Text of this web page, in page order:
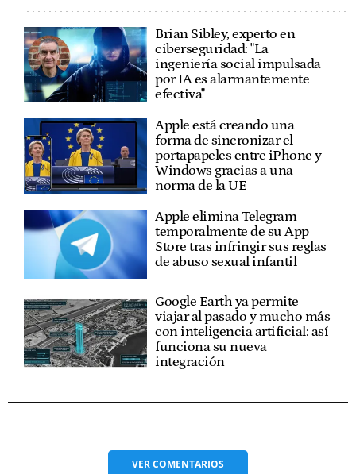
Brian Sibley, experto en
ciberseguridad: "La
ingeniería social impulsada
por IA es alarmantemente
efectiva"
Apple está creando una
forma de sincronizar el
portapapeles entre iPhone y
Windows gracias a una
norma de la UE
Apple elimina Telegram
temporalmente de su App
Store tras infringir sus reglas
de abuso sexual infantil
Google Earth ya permite
viajar al pasado y mucho más
con inteligencia artificial: así
funciona su nueva
integración
VERCOMENTARIOS